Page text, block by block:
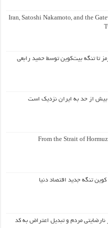
Iran, Satoshi Nakamoto, and the
تا تنگه بیت‌کوین توسط حمید رابعی
بیش از حد به ایران نزدیک است
From the Strait of
تنگه جدید اقتصاد دنیا
نارضایتی مردم و تبدیل اعتراض به کد